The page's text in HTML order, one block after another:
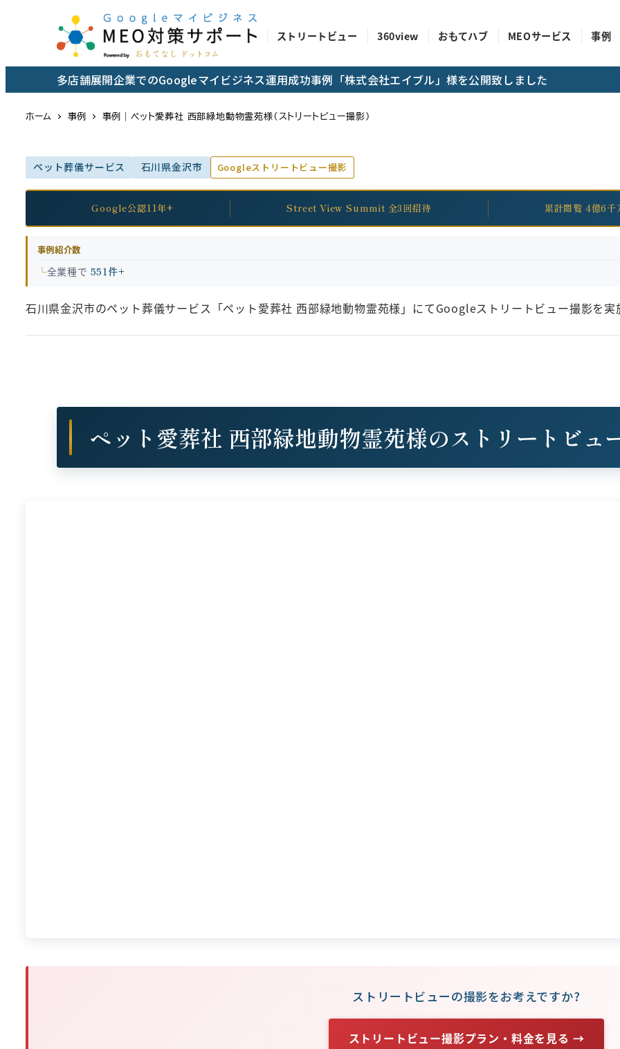
ン
ストリートビュー 360view おもてハブ MEOサービス 事例
多店舗展開企業でのGoogleマイビジネス運用成功事例「株式会社エイブル」様を公開致しました
ホーム 事例 事例｜ペット愛葬社 西部緑地動物霊苑様（ストリートビュー撮影）
ペット葬儀サービス 石川県金沢市 Googleストリートビュー撮影
Google公認11年+ Street View Summit 全3回招待 累計閲覧 4億6千
事例紹介数
全業種で 551件+
石川県金沢市のペット葬儀サービス「ペット愛葬社 西部緑地動物霊苑様」にてGoogleストリートビュー撮影を
ペット愛葬社 西部緑地動物霊苑様のストリートビュ
ストリートビューの撮影をお考えですか?
ストリートビュー撮影プラン・料金を見る →